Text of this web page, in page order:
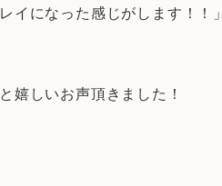
レイになった感じがします！！」
と嬉しいお声頂きました！